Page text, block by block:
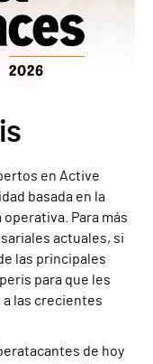
en Active
basada en la
Para más
actuales, si
las principales
para que les
a las crecientes
de hoy